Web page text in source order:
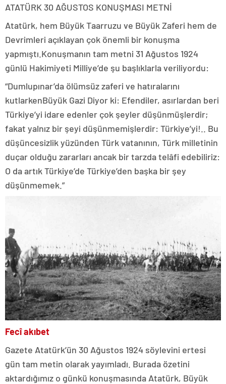
ATATÜRK 30 AĞUSTOS KONUŞMASI METNİ
Atatürk, hem Büyük Taarruzu ve Büyük Zaferi hem de
Devrimleri açıklayan çok önemli bir konuşma
yapmıştı.Konuşmanın tam metni 31 Ağustos 1924
günlü Hakimiyeti Milliye’de şu başlıklarla veriliyordu:
“Dumlupınar’da ölümsüz zaferi ve hatıralarını
kutlarkenBüyük Gazi Diyor ki: Efendiler, asırlardan beri
Türkiye’yi idare edenler çok şeyler düşünmüşlerdir;
fakat yalnız bir şeyi düşünmemişlerdir: Türkiye’yi!.. Bu
düşüncesizlik yüzünden Türk vatanının, Türk milletinin
duçar olduğu zararları ancak bir tarzda telâfi edebiliriz:
O da artık Türkiye’de Türkiye’den başka bir şey
düşünmemek.”
Fecî akıbet
Gazete Atatürk’ün 30 Ağustos 1924 söylevini ertesi
gün tam metin olarak yayımladı. Burada özetini
aktardığımız o günkü konuşmasında Atatürk, Büyük